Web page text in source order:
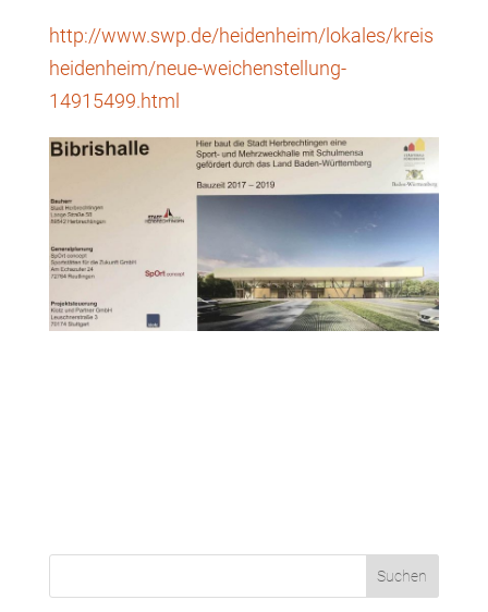
http://www.swp.de/heidenheim/lokales/kreis
heidenheim/neue-weichenstellung-
14915499.html